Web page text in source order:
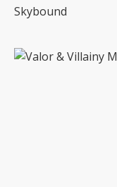
Skybound
Bildergalerie